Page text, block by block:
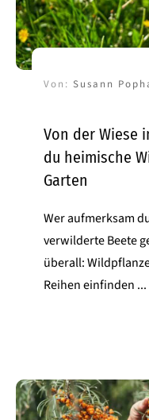
Von:Susann
Von der Wiese
du heimische
Garten
Wer aufmerksam
verwilderte Beete
überall:
Reihen einfinden ...